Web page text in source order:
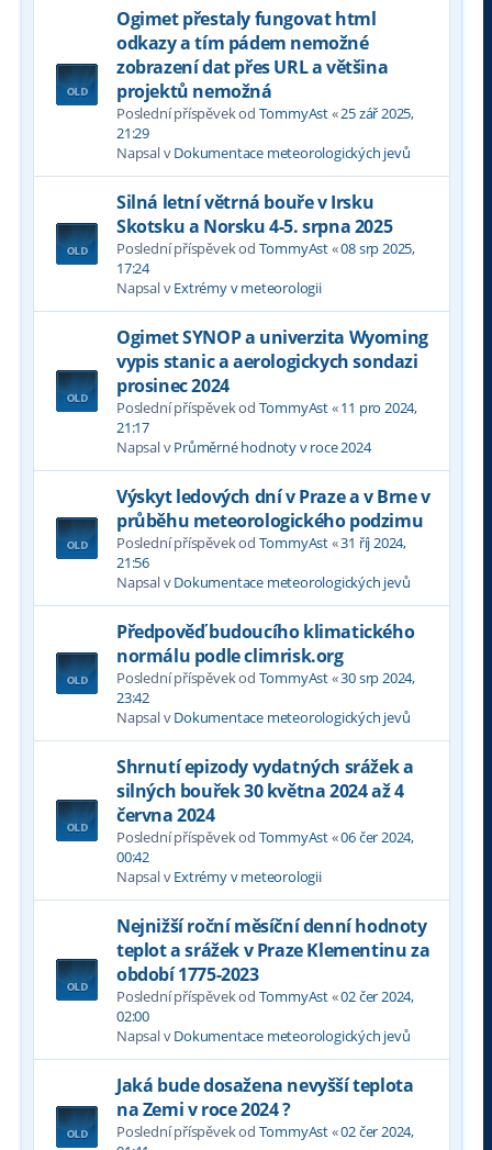
Ogimet přestaly fungovat html
odkazy a tím pádem nemožné
zobrazení dat přes URL a většina
projektů nemožná
Poslední příspěvek od TommyAst«25 zář 2025,
21:29
Napsal vDokumentace meteorologických jevů
Silná letní větrná bouře v Irsku
Skotsku a Norsku 4-5. srpna 2025
Poslední příspěvek od TommyAst«08 srp 2025,
17:24
Napsal vExtrémy v meteorologii
Ogimet SYNOP a univerzita Wyoming
vypis stanic a aerologickych sondazi
prosinec 2024
Poslední příspěvek od TommyAst«11 pro 2024,
21:17
Napsal vPrůměrné hodnoty v roce 2024
Výskyt ledových dní v Praze a v Brne v
průběhu meteorologického podzimu
Poslední příspěvek od TommyAst«31 říj 2024,
21:56
Napsal vDokumentace meteorologických jevů
Předpověď budoucího klimatického
normálu podle climrisk.org
Poslední příspěvek od TommyAst«30 srp 2024,
23:42
Napsal vDokumentace meteorologických jevů
Shrnutí epizody vydatných srážek a
silných bouřek 30 května 2024 až 4
června 2024
Poslední příspěvek od TommyAst«06 čer 2024,
00:42
Napsal vExtrémy v meteorologii
Nejnižší roční měsíční denní hodnoty
teplot a srážek v Praze Klementinu za
období 1775-2023
Poslední příspěvek od TommyAst«02 čer 2024,
02:00
Napsal vDokumentace meteorologických jevů
Jaká bude dosažena nevyšší teplota
na Zemi v roce 2024 ?
Poslední příspěvek od TommyAst«02 čer 2024,